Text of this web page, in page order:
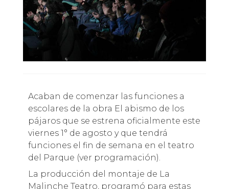
Acaban de comenzar las funciones a
escolares de la obra El abismo de los
pájaros que se estrena oficialmente este
viernes 1° de agosto y que tendrá
funciones el fin de semana en el teatro
del Parque (ver programación).
La producción del montaje de La
Malinche Teatro, programó para estas